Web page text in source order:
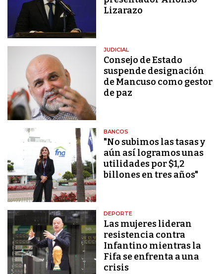
Lizarazo
JUDICIAL
Consejo de Estado
suspende designación
de Mancuso como gestor
de paz
BANCOS
"No subimos las tasas y
aún así logramos unas
utilidades por $1,2
billones en tres años"
DEPORTE
Las mujeres lideran
resistencia contra
Infantino mientras la
Fifa se enfrenta a una
crisis